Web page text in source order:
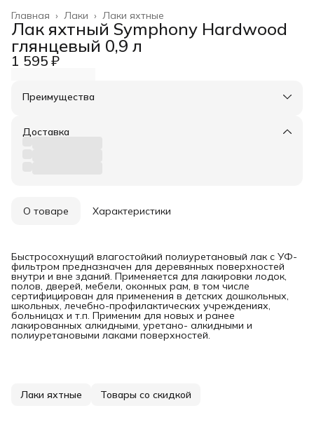
Лаки яхтные
Лаки ›
Главная ›
Лак яхтный Symphony Hardwood
глянцевый 0,9 л
1 595 ₽
Преимущества
Оплата частями в Сплит
Удобный возврат
Доставка
О товаре Характеристики
Быстросохнущий влагостойкий полиуретановый лак с УФ-
фильтром предназначен для деревянных поверхностей
внутри и вне зданий. Применяется для лакировки лодок,
полов, дверей, мебели, оконных рам, в том числе
сертифицирован для применения в детских дошкольных,
школьных, лечебно-профилактических учреждениях,
больницах и т.п. Применим для новых и ранее
лакированных алкидными, уретано- алкидными и
полиуретановыми лаками поверхностей.
Лаки яхтные Товары со скидкой